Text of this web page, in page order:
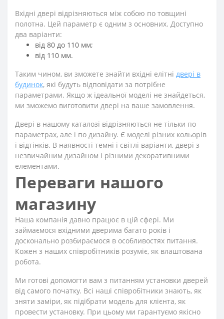
Вхідні двері відрізняються між собою по товщині
полотна. Цей параметр є одним з основних. Доступно
два варіанти:
від 80 до 110 мм;
від 110 мм.
Таким чином, ви зможете знайти вхідні елітні двері в
будинок, які будуть відповідати за потрібне
параметрами. Якщо ж ідеальної моделі не знайдеться,
ми зможемо виготовити двері на ваше замовлення.
Двері в нашому каталозі відрізняються не тільки по
параметрах, але і по дизайну. Є моделі різних кольорів
і відтінків. В наявності темні і світлі варіанти, двері з
незвичайним дизайном і різними декоративними
елементами.
Переваги нашого
магазину
Наша компанія давно працює в цій сфері. Ми
займаємося вхідними дверима багато років і
досконально розбираємося в особливостях питання.
Кожен з наших співробітників розуміє, як влаштована
робота.
Ми готові допомогти вам з питанням установки дверей
від самого початку. Всі наші співробітники знають, як
зняти заміри, як підібрати модель для клієнта, як
провести установку. При цьому ми гарантуємо якісно